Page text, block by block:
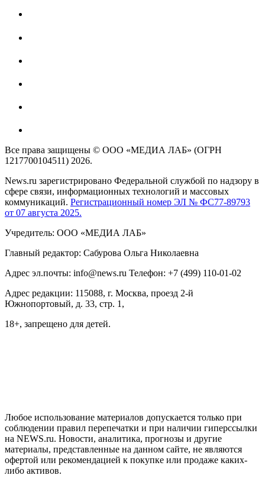
Все права защищены © ООО «МЕДИА ЛАБ» (ОГРН
1217700104511) 2026.
News.ru зарегистрировано Федеральной службой по надзору в
сфере связи, информационных технологий и массовых
коммуникаций. Регистрационный номер ЭЛ № ФС77-89793
от 07 августа 2025.
Учредитель: ООО «МЕДИА ЛАБ»
Главный редактор: Сабурова Ольга Николаевна
Адрес эл.почты: info@news.ru Телефон: +7 (499) 110-01-02
Адрес редакции: 115088, г. Москва, проезд 2-й
Южнопортовый, д. 33, стр. 1,
18+, запрещено для детей.
Любое использование материалов допускается только при
соблюдении правил перепечатки и при наличии гиперссылки
на NEWS.ru. Новости, аналитика, прогнозы и другие
материалы, представленные на данном сайте, не являются
офертой или рекомендацией к покупке или продаже каких-
либо активов.